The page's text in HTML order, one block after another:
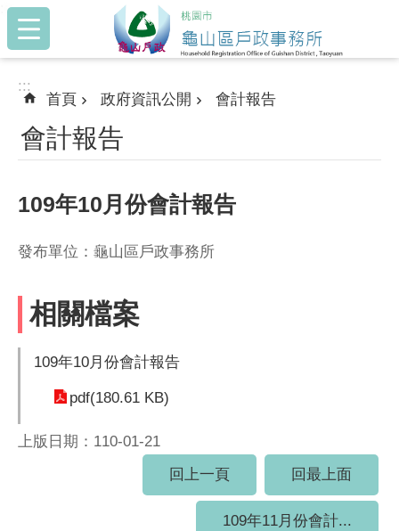
跳到主要內容區塊
:::
:::
首頁 政府資訊公開 會計報告
會計報告
109年10月份會計報告
發布單位：龜山區戶政事務所
相關檔案
109年10月份會計報告
pdf(180.61 KB)
上版日期：110-01-21
回上一頁
回最上面
109年11月份會計...